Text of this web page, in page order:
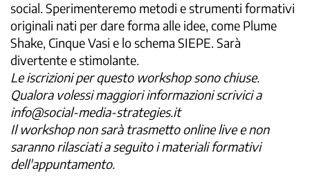
social. Sperimenteremo metodi e strumenti formativi
originali nati per dare forma alle idee, come Plume
Shake, Cinque Vasi e lo schema SIEPE. Sarà
divertente e stimolante.
Le iscrizioni per questo workshop sono chiuse.
Qualora volessi maggiori informazioni scrivici a
info@social-media-strategies.it
Il workshop non sarà trasmetto online live e non
saranno rilasciati a seguito i materiali formativi
dell'appuntamento.